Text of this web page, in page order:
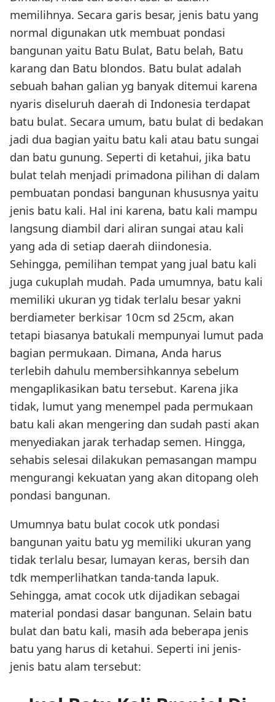
memilihnya. Secara garis besar, jenis batu yang
normal digunakan utk membuat pondasi
bangunan yaitu Batu Bulat, Batu belah, Batu
karang dan Batu blondos. Batu bulat adalah
sebuah bahan galian yg banyak ditemui karena
nyaris diseluruh daerah di Indonesia terdapat
batu bulat. Secara umum, batu bulat di bedakan
jadi dua bagian yaitu batu kali atau batu sungai
dan batu gunung. Seperti di ketahui, jika batu
bulat telah menjadi primadona pilihan di dalam
pembuatan pondasi bangunan khususnya yaitu
jenis batu kali. Hal ini karena, batu kali mampu
langsung diambil dari aliran sungai atau kali
yang ada di setiap daerah diindonesia.
Sehingga, pemilihan tempat yang jual batu kali
juga cukuplah mudah. Pada umumnya, batu kali
memiliki ukuran yg tidak terlalu besar yakni
berdiameter berkisar 10cm sd 25cm, akan
tetapi biasanya batukali mempunyai lumut pada
bagian permukaan. Dimana, Anda harus
terlebih dahulu membersihkannya sebelum
mengaplikasikan batu tersebut. Karena jika
tidak, lumut yang menempel pada permukaan
batu kali akan mengering dan sudah pasti akan
menyediakan jarak terhadap semen. Hingga,
sehabis selesai dilakukan pemasangan mampu
mengurangi kekuatan yang akan ditopang oleh
pondasi bangunan.
Umumnya batu bulat cocok utk pondasi
bangunan yaitu batu yg memiliki ukuran yang
tidak terlalu besar, lumayan keras, bersih dan
tdk memperlihatkan tanda-tanda lapuk.
Sehingga, amat cocok utk dijadikan sebagai
material pondasi dasar bangunan. Selain batu
bulat dan batu kali, masih ada beberapa jenis
batu yang harus di ketahui. Seperti ini jenis-
jenis batu alam tersebut: